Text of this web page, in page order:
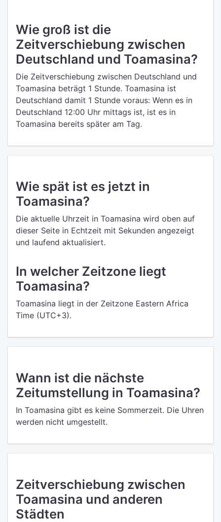
Wie groß ist die
Zeitverschiebung zwischen
Deutschland und Toamasina?
Die Zeitverschiebung zwischen Deutschland und
Toamasina beträgt 1 Stunde. Toamasina ist
Deutschland damit 1 Stunde voraus: Wenn es in
Deutschland 12:00 Uhr mittags ist, ist es in
Toamasina bereits später am Tag.
Wie spät ist es jetzt in
Toamasina?
Die aktuelle Uhrzeit in Toamasina wird oben auf
dieser Seite in Echtzeit mit Sekunden angezeigt
und laufend aktualisiert.
In welcher Zeitzone liegt
Toamasina?
Toamasina liegt in der Zeitzone Eastern Africa
Time (UTC+3).
Wann ist die nächste
Zeitumstellung in Toamasina?
In Toamasina gibt es keine Sommerzeit. Die Uhren
werden nicht umgestellt.
Zeitverschiebung zwischen
Toamasina und anderen
Städten